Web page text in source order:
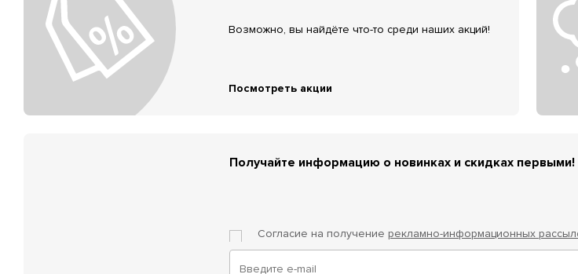
Возможно, вы найдёте что-то среди наших акций!
Посмотреть акции
Получайте информацию о новинках и скидках первыми!
Согласие на получение рекламно-информационных